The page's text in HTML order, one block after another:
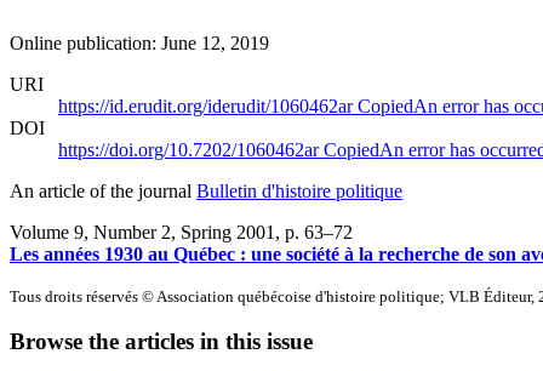
Online publication: June 12, 2019
URI
https://id.erudit.org/iderudit/1060462arCopiedAn error has
DOI
https://doi.org/10.7202/1060462arCopiedAn error has
An article of the journal Bulletin d'histoire politique
Volume 9, Number 2, Spring 2001 , p. 63–72
Les années 1930 au Québec : une société à la recherche de son
Tous droits réservés © Association québécoise d'histoire politique; VLB Éditeur,
Browse the articles in this issue